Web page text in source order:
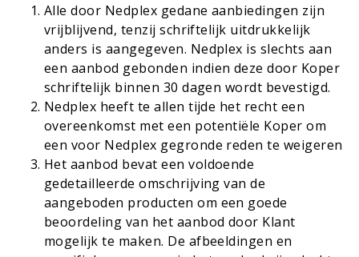
Alle door Nedplex gedane aanbiedingen zijn
vrijblijvend, tenzij schriftelijk uitdrukkelijk
anders is aangegeven. Nedplex is slechts aan
een aanbod gebonden indien deze door Koper
schriftelijk binnen 30 dagen wordt bevestigd.
Nedplex heeft te allen tijde het recht een
overeenkomst met een potentiële Koper om
een voor Nedplex gegronde reden te weigeren
Het aanbod bevat een voldoende
gedetailleerde omschrijving van de
aangeboden producten om een goede
beoordeling van het aanbod door Klant
mogelijk te maken. De afbeeldingen en